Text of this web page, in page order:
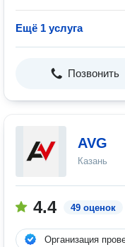
Ещё 1 услуга
Позвонить
AVG
Казань
4.4 49 оценок
Организация